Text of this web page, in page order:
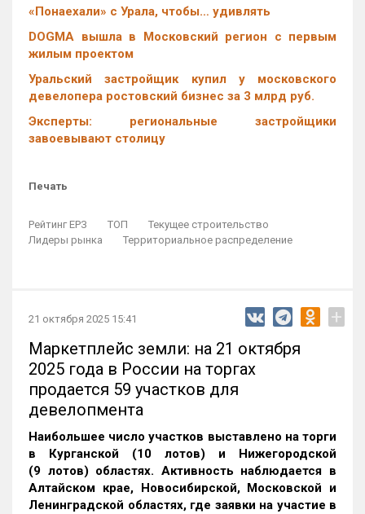
«Понаехали» с Урала, чтобы… удивлять
DOGMA вышла в Московский регион с первым
жилым проектом
Уральский застройщик купил у московского
девелопера ростовский бизнес за 3 млрд руб.
Эксперты: региональные застройщики
завоевывают столицу
Печать
Рейтинг ЕРЗ ТОП
Текущее строительство
Лидеры рынка
Территориальное распределение
21 октября 2025 15:41 +
Маркетплейс земли: на 21 октября
2025 года в России на торгах
продается 59 участков для
девелопмента
Наибольшее число участков выставлено на торги
в Курганской (10 лотов) и Нижегородской
(9 лотов) областях. Активность наблюдается в
Алтайском крае, Новосибирской, Московской и
Ленинградской областях, где заявки на участие в